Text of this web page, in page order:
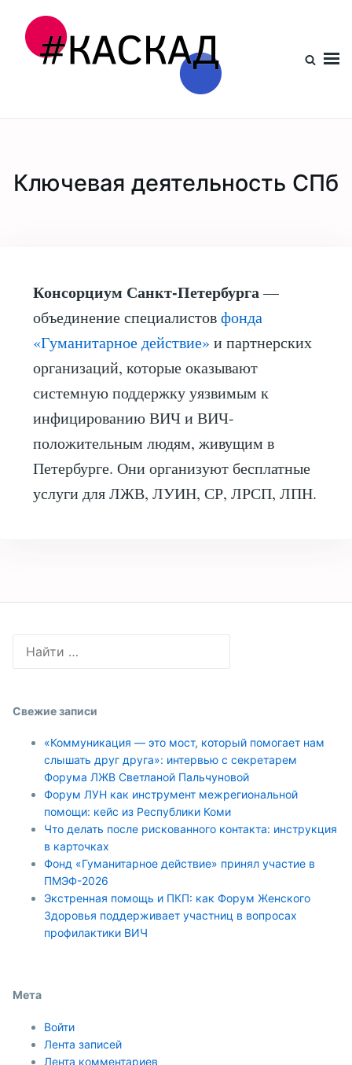
Ключевая деятельность СПб
Консорциум Санкт-Петербурга—
объединение специалистовфонда
«Гуманитарное действие» и партнерских
организаций, которые оказывают
системную поддержку уязвимым к
инфицированию ВИЧ и ВИЧ-
положительным людям, живущим в
Петербурге. Они организуют бесплатные
услуги для ЛЖВ, ЛУИН, СР, ЛРСП, ЛПН.
Свежие записи
«Коммуникация — это мост, который помогает нам
слышать друг друга»: интервью с секретарем
Форума ЛЖВ Светланой Пальчуновой
Форум ЛУН как инструмент межрегиональной
помощи: кейс из Республики Коми
Что делать после рискованного контакта: инструкция
в карточках
Фонд «Гуманитарное действие» принял участие в
ПМЭФ-2026
Экстренная помощь и ПКП: как Форум Женского
Здоровья поддерживает участниц в вопросах
профилактики ВИЧ
Мета
Войти
Лента записей
Лента комментариев